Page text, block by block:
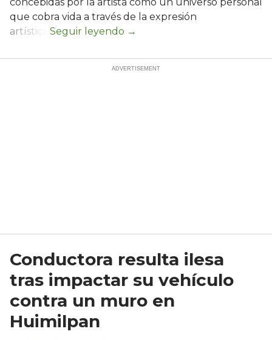
que cobra vida a través de la expresión
artística.
Conductora resulta ilesa
tras impactar su vehículo
contra un muro en
Huimilpan